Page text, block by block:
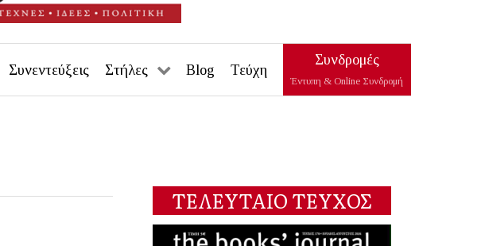
Συνεντεύξεις Στήλες Blog Τεύχη
Συνδρομές
Έντυπη & Online Συνδρομή
ΤΕΛΕΥΤΑΙΟ ΤΕΥΧΟΣ